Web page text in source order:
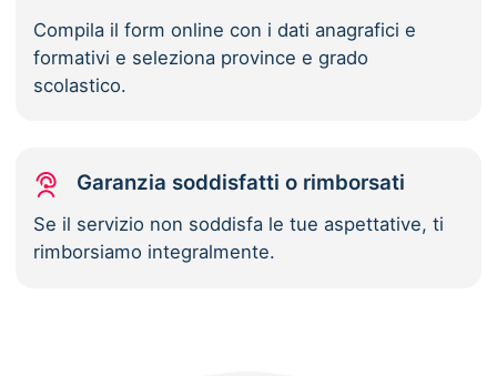
Compila il form online con i dati anagrafici e
formativi e seleziona province e grado
scolastico.
Garanzia soddisfatti o rimborsati
Se il servizio non soddisfa le tue aspettative, ti
rimborsiamo integralmente.